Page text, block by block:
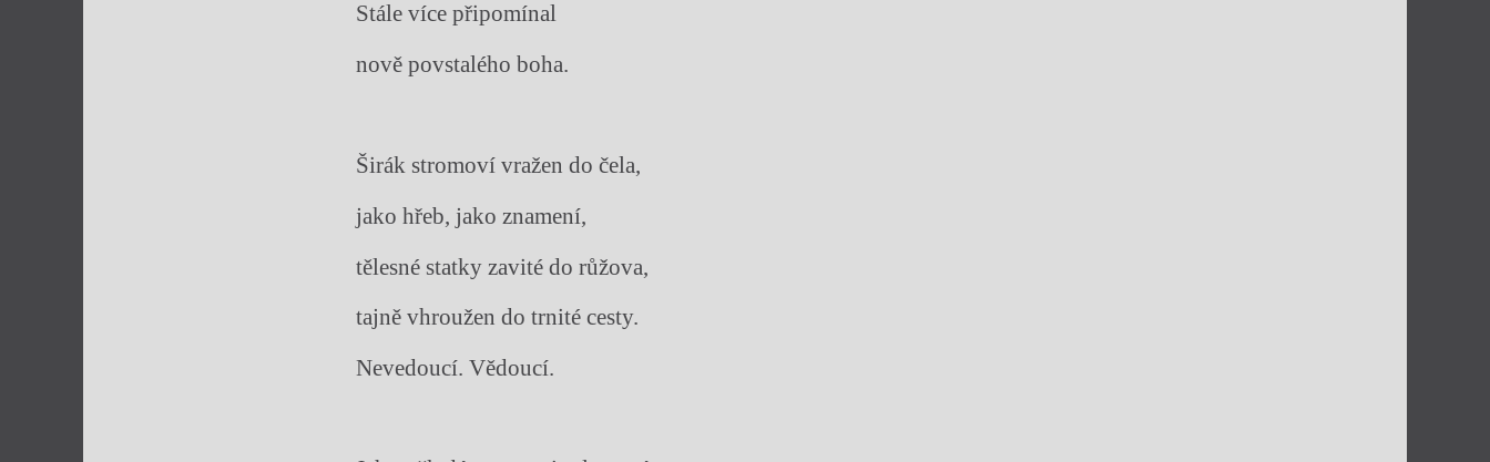
Stále více připomínal
nově povstalého boha.
Širák stromoví vražen do čela,
jako hřeb, jako znamení,
tělesné statky zavité do růžova,
tajně vhroužen do trnité cesty.
Nevedoucí. Vědoucí.